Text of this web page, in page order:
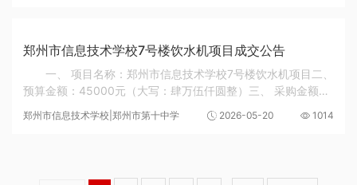
郑州市信息技术学校7号楼饮水机项目成交公告
一、 项目名称：郑州市信息技术学校7号楼饮水机项目二、
预算金额：45000元（大写：肆万伍仟圆整）三、 采购金额：
34800元（大写：叁万肆仟捌佰圆整）四、 成交供应商: 河南
泰紫贸易有限公司五、 本次项目联系事项采...
郑州市信息技术学校|郑州市第十中学 2026-05-20 1014